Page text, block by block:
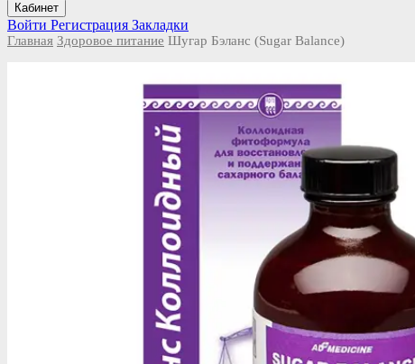
Кабинет
Войти Регистрация Закладки
Главная Здоровое питание Шугар Бэланс (Sugar Balance)